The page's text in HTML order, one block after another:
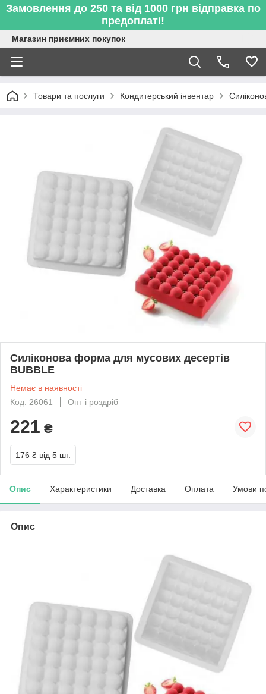
Замовлення до 250 та від 1000 грн відправка по
предоплаті!
Магазин приємних покупок
Товари та послуги Кондитерський інвентар
Силіконова форма для мусових десертів
BUBBLE
Немає в наявності
Код: 26061
Опт і роздріб
221 ₴
176 ₴ від 5 шт.
Опис Характеристики Доставка Оплата Умови
Опис